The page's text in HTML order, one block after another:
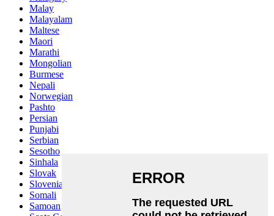
Malay
Malayalam
Maltese
Maori
Marathi
Mongolian
Burmese
Nepali
Norwegian
Pashto
Persian
Punjabi
Serbian
Sesotho
Sinhala
Slovak
Slovenian
Somali
Samoan